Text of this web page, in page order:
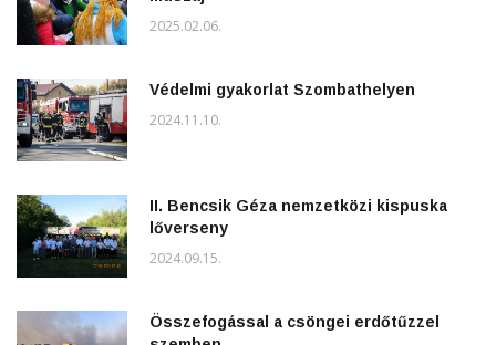
2025.02.06.
Védelmi gyakorlat Szombathelyen
2024.11.10.
II. Bencsik Géza nemzetközi kispuska
lőverseny
2024.09.15.
Összefogással a csöngei erdőtűzzel